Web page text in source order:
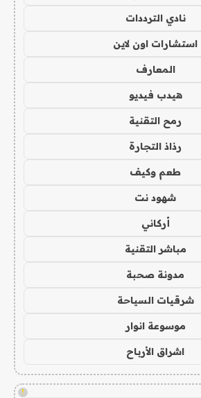
نادي الترددات
استشارات اون لاين
المعارف
هيدب فيديو
رمح التقنية
رذاذ التجارة
طعم وكيف
شهود نت
أركاني
مباشر التقنية
مدونة صحبة
شرقيات السياحة
موسوعة انوار
اشراق الأرباح
!